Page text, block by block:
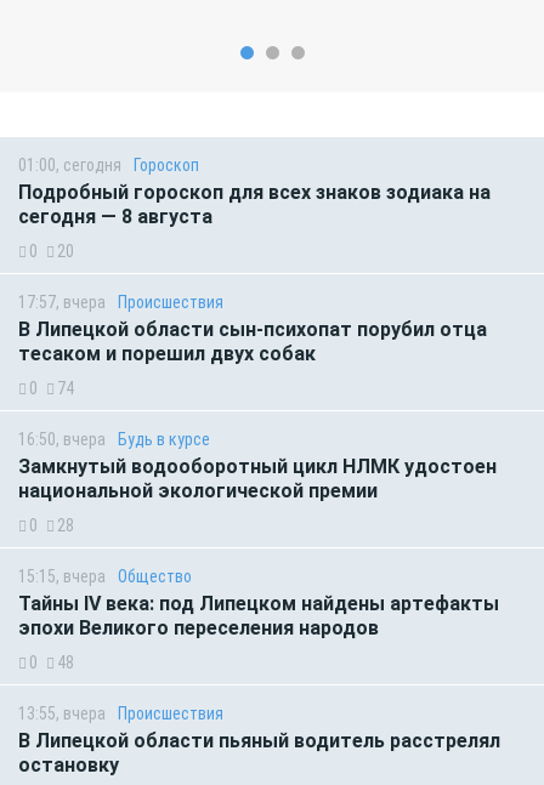
01:00, сегодня Гороскоп
Подробный гороскоп для всех знаков зодиака на
сегодня — 8 августа
0 20
17:57, вчера Происшествия
В Липецкой области сын-психопат порубил отца
тесаком и порешил двух собак
0 74
16:50, вчера Будь в курсе
Замкнутый водооборотный цикл НЛМК удостоен
национальной экологической премии
0 28
15:15, вчера Общество
Тайны IV века: под Липецком найдены артефакты
эпохи Великого переселения народов
0 48
13:55, вчера Происшествия
В Липецкой области пьяный водитель расстрелял
остановку